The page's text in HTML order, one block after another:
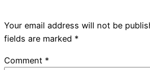
Your email address will not be
fields are marked *
Comment *